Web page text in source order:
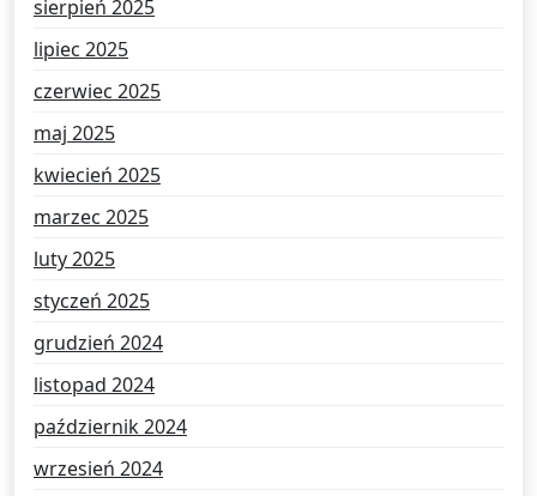
sierpień 2025
lipiec 2025
czerwiec 2025
maj 2025
kwiecień 2025
marzec 2025
luty 2025
styczeń 2025
grudzień 2024
listopad 2024
październik 2024
wrzesień 2024